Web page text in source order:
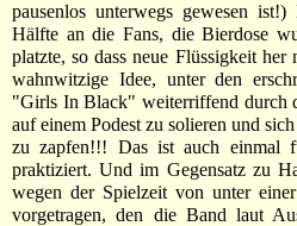
pausenlos unterwegs gewesen
Hälfte an die Fans, die Bierdose
platzte, so dass neue Flüssigkeit
wahnwitzige Idee, unter den
"Girls In Black" weiterriffend durch
auf einem Podest zu solieren und
zu zapfen!!! Das ist auch einmal
praktiziert. Und im Gegensatz zu
wegen der Spielzeit von unter
vorgetragen, den die Band laut